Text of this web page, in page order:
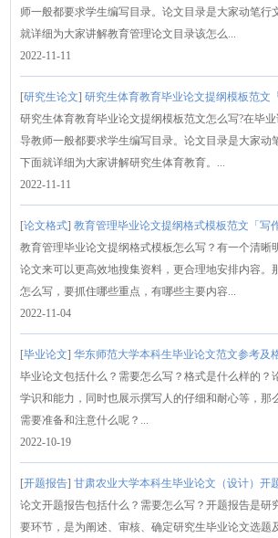
师一般都要求学生编写目录。论文目录是大家动笔行
就详细为大家讲解教育管理论文目录该怎么...
2022-11-11
[研究生论文]研究生体育教育毕业论文提纲模板范文
研究生体育教育毕业论文提纲模板范文怎么写?在毕
导教师一般都要求学生编写目录。论文目录是大家动
下面就详细为大家讲解研究生体育教育。...
2022-11-11
[论文格式]教育管理毕业论文提纲格式模板范文「写
教育管理毕业论文提纲格式模板怎么写？有一个清晰
论文来可以更高效地搜集资料，更合理地安排内容。
怎么写，要抓住哪些重点，有哪些主要内容...
2022-11-04
[毕业论文]华东师范大学本科生毕业论文范文参考及
毕业论文包括什么？需要怎么写？格式是什么样的？
学识和能力，同时也展示撰写人的仔细和耐心等，那
需要准备和注意什么呢？...
2022-10-19
[开题报告]甘肃农业大学本科生毕业论文（设计）开
论文开题报告包括什么？需要怎么写？开题报告是研
要环节，是为阐述、审核、确定研究生毕业论文选题